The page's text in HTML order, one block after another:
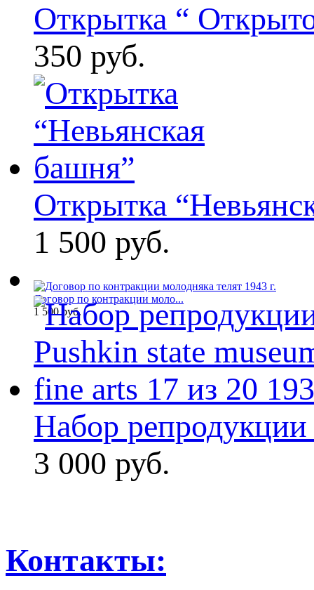
Открытка “
350 руб.
Открытка
1 500 руб.
Договор по контракции моло...
1 500 руб.
Набор
3 000 руб.
Контакты: